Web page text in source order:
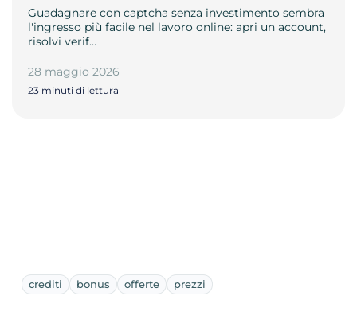
Guadagnare con captcha senza investimento sembra
l'ingresso più facile nel lavoro online: apri un account,
risolvi verif…
28 maggio 2026
23 minuti di lettura
crediti bonus offerte prezzi